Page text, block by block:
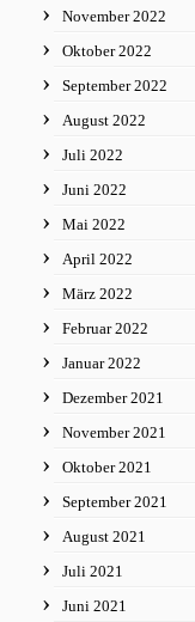
November 2022
Oktober 2022
September 2022
August 2022
Juli 2022
Juni 2022
Mai 2022
April 2022
März 2022
Februar 2022
Januar 2022
Dezember 2021
November 2021
Oktober 2021
September 2021
August 2021
Juli 2021
Juni 2021